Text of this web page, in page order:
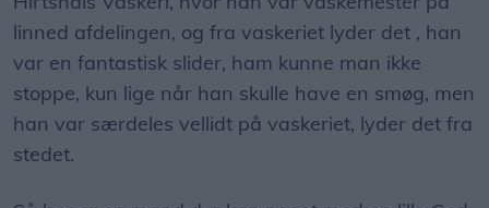
linned afdelingen, og fra vaskeriet lyder det , han
var en fantastisk slider, ham kunne man ikke
stoppe, kun lige når han skulle have en smøg, men
han var særdeles vellidt på vaskeriet, lyder det fra
stedet.